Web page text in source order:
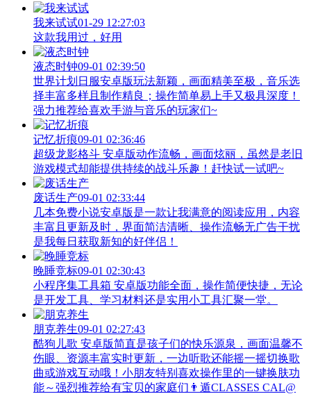
我来试试01-29 12:27:03
这款我用过，好用
液态时钟09-01 02:39:50
世界计划日服安卓版玩法新颖，画面精美至极，音乐选
择丰富多样且制作精良；操作简单易上手又极具深度！
强力推荐给喜欢手游与音乐的玩家们~
记忆折痕09-01 02:36:46
超级龙影格斗 安卓版动作流畅，画面炫丽，虽然是老旧
游戏模式却能提供持续的战斗乐趣！赶快试一试吧~
废话生产09-01 02:33:44
几本免费小说安卓版是一款让我满意的阅读应用，内容
丰富且更新及时，界面简洁清晰、操作流畅无广告干扰
是我每日获取新知的好伴侣！
晚睡竞标09-01 02:30:43
小程序集工具箱 安卓版功能全面，操作简便快捷，无论
是开发工具、学习材料还是实用小工具汇聚一堂。
朋克养生09-01 02:27:43
酷狗儿歌 安卓版简直是孩子们的快乐源泉，画面温馨不
伤眼、资源丰富实时更新，一边听歌还能摇一摇切换歌
曲或游戏互动哦！小朋友特别喜欢操作里的一键换肤功
能～强烈推荐给有宝贝的家庭们👨‍遁️CLASSES CAL@